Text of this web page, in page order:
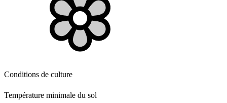
Conditions de culture
Température minimale du sol